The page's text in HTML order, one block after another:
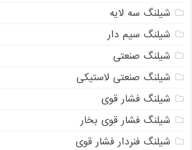
شیلنگ سه لایه
شیلنگ سیم دار
شیلنگ صنعتی
شیلنگ صنعتی لاستیکی
شیلنگ فشار قوی
شیلنگ فشار قوی بخار
شیلنگ فنردار فشار قوی